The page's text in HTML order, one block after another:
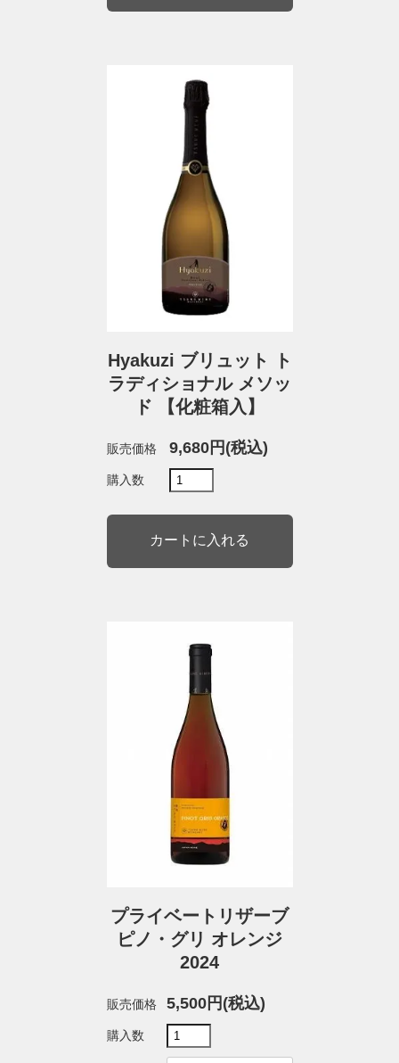
Hyakuzi ブリュット ト
ラディショナル メソッ
ド 【化粧箱入】
販売価格 9,680円(税込)
購入数
プライベートリザーブ
ピノ・グリ オレンジ
2024
販売価格 5,500円(税込)
購入数